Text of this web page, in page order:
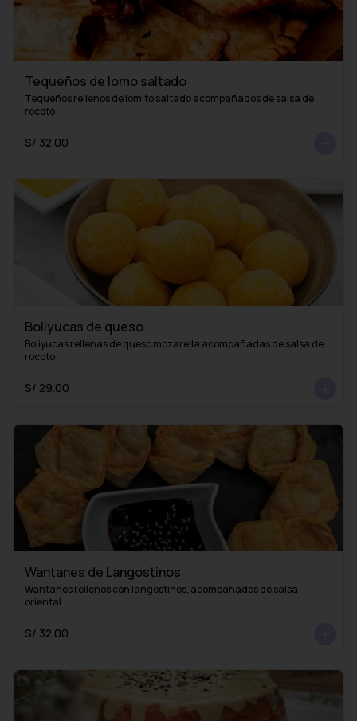
Tequeños de lomo saltado
Tequeños rellenos de lomito saltado acompañados de salsa de
rocoto
S/ 32.00
Boliyucas de queso
Boliyucas rellenas de queso mozarella acompañadas de salsa de
rocoto
S/ 29.00
Wantanes de Langostinos
Wantanes rellenos con langostinos, acompañados de salsa
oriental
S/ 32.00